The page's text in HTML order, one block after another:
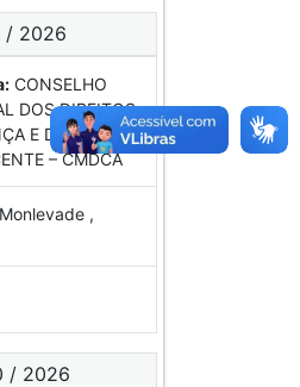
/ 2026
CONSELHO
DOS DIREITOS
E DO
– CMDCA
,
/ 2026